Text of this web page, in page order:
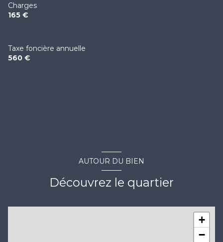
Charges
165 €
Taxe foncière annuelle
560 €
AUTOUR DU BIEN
Découvrez le quartier
+
−